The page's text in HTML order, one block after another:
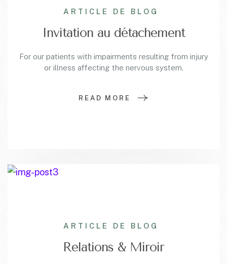
ARTICLE DE BLOG
Invitation au détachement
For our patients with impairments resulting from injury
or illness affecting the nervous system.
READ MORE
ARTICLE DE BLOG
Relations & Miroir